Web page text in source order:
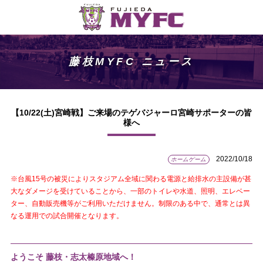
藤枝MYFC ニュース
【10/22(土)宮崎戦】ご来場のテゲバジャーロ宮崎サポーターの皆
様へ
ホームゲーム 2022/10/18
※台風15号の被災によりスタジアム全域に関わる電源と給排水の主設備が甚
大なダメージを受けていることから、一部のトイレや水道、照明、エレベー
ター、自動販売機等がご利用いただけません。制限のある中で、通常とは異
なる運用での試合開催となります。
ようこそ 藤枝・志太榛原地域へ！